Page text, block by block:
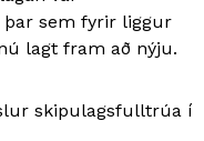
þar sem fyrir liggur
lagt fram að nýju.
skipulagsfulltrúa í